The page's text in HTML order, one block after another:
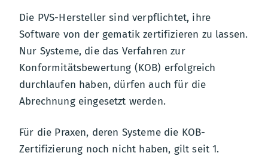
Die PVS-Hersteller sind verpflichtet, ihre
Software von der gematik zertifizieren zu lassen.
Nur Systeme, die das Verfahren zur
Konformitätsbewertung (KOB) erfolgreich
durchlaufen haben, dürfen auch für die
Abrechnung eingesetzt werden.
Für die Praxen, deren Systeme die KOB-
Zertifizierung noch nicht haben, gilt seit 1.